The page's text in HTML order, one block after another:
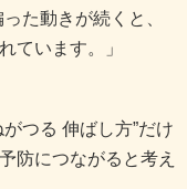
た動きが続くと、
ています。」
つる 伸ばし方”だけ
防につながると考え